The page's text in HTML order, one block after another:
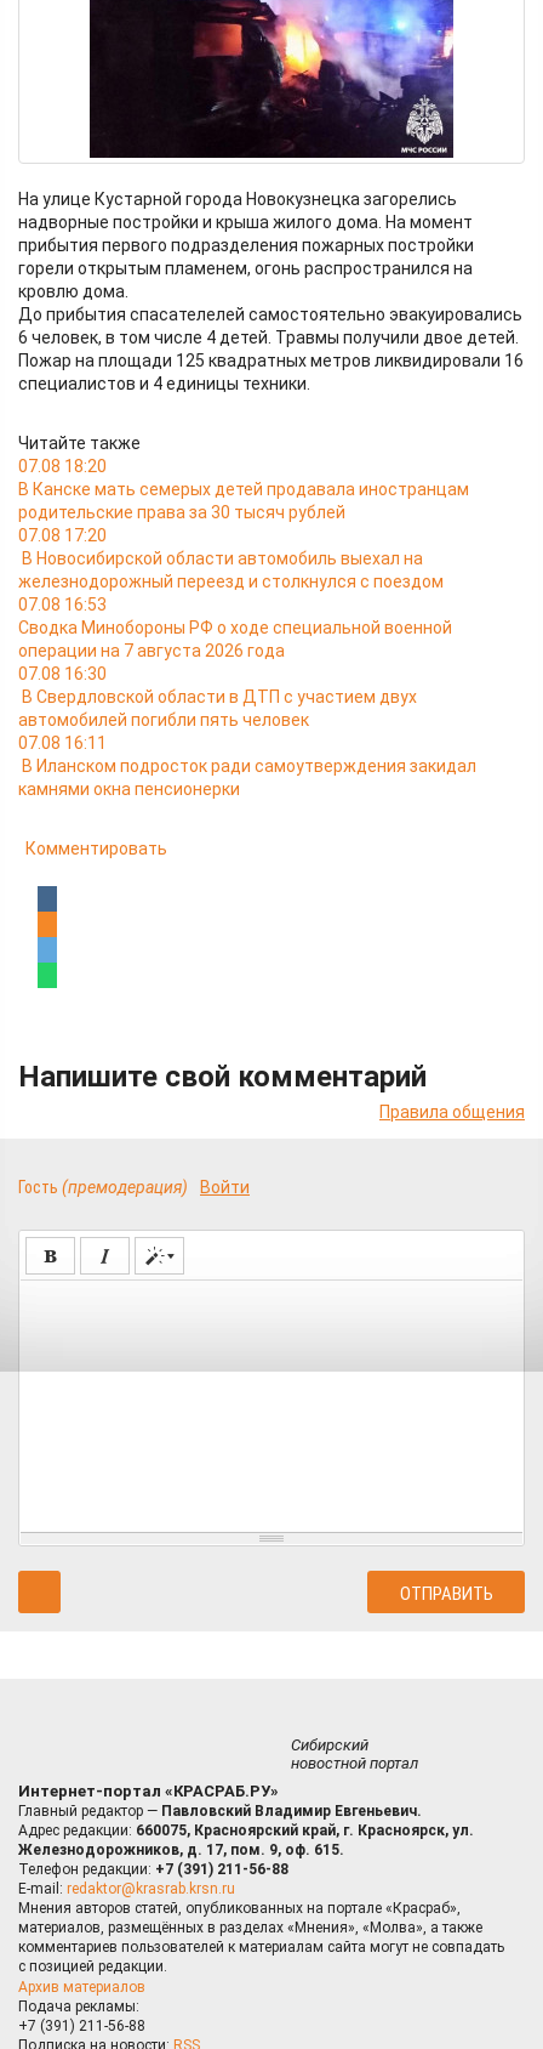
На улице Кустарной города Новокузнецка загорелись
надворные постройки и крыша жилого дома. На момент
прибытия первого подразделения пожарных постройки
горели открытым пламенем, огонь распространился на
кровлю дома.
До прибытия спасателелей самостоятельно эвакуировались
6 человек, в том числе 4 детей. Травмы получили двое детей.
Пожар на площади 125 квадратных метров ликвидировали 16
специалистов и 4 единицы техники.
Читайте также
07.08 18:20
В Канске мать семерых детей продавала иностранцам
родительские права за 30 тысяч рублей
07.08 17:20
В Новосибирской области автомобиль выехал на
железнодорожный переезд и столкнулся с поездом
07.08 16:53
Сводка Минобороны РФ о ходе специальной военной
операции на 7 августа 2026 года
07.08 16:30
В Свердловской области в ДТП с участием двух
автомобилей погибли пять человек
07.08 16:11
В Иланском подросток ради самоутверждения закидал
камнями окна пенсионерки
Комментировать
Напишите свой комментарий
Правила общения
Гость (премодерация) Войти
Сибирский
новостной портал
Интернет-портал «КРАСРАБ.РУ»
Главный редактор — Павловский Владимир Евгеньевич.
Адрес редакции: 660075, Красноярский край, г. Красноярск, ул.
Железнодорожников, д. 17, пом. 9, оф. 615.
Телефон редакции: +7 (391) 211-56-88
E-mail: redaktor@krasrab.krsn.ru
Мнения авторов статей, опубликованных на портале «Красраб»,
материалов, размещённых в разделах «Мнения», «Молва», а также
комментариев пользователей к материалам сайта могут не совпадать
с позицией редакции.
Архив материалов
Подача рекламы:
+7 (391) 211-56-88
Подписка на новости: RSS